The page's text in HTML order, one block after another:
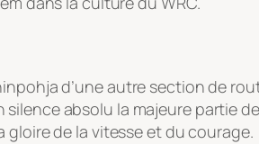
d’une autre section de
absolu la majeure partie
gloire de la vitesse et du courage.